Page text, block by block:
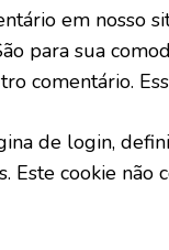
em nosso
para sua
comentário.
de login,
Este cookie